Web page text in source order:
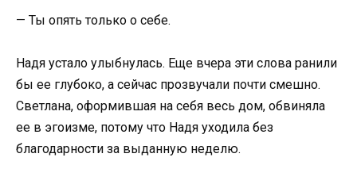
— Ты опять только о себе.
Надя устало улыбнулась. Еще вчера эти слова ранили
бы ее глубоко, а сейчас прозвучали почти смешно.
Светлана, оформившая на себя весь дом, обвиняла
ее в эгоизме, потому что Надя уходила без
благодарности за выданную неделю.